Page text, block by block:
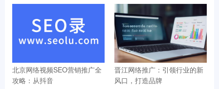
北京网络视频SEO营销推广全
攻略：从抖音
晋江网络推广：引领行业的新
风口，打造品牌